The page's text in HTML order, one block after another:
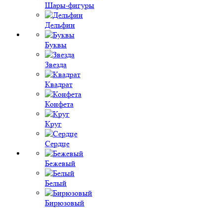
Шары-фигуры
Дельфин
Буквы
Звезда
Квадрат
Конфета
Круг
Сердце
Бежевый
Белый
Бирюзовый